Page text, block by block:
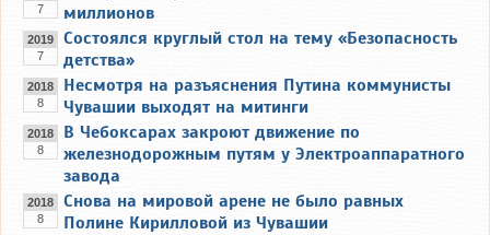
7
миллионов
2019
7
Состоялся круглый стол на тему «Безопасность
детства»
2018
8
Несмотря на разъяснения Путина коммунисты
Чувашии выходят на митинги
2018
8
В Чебоксарах закроют движение по
железнодорожным путям у Электроаппаратного
завода
2018
8
Снова на мировой арене не было равных
Полине Кирилловой из Чувашии